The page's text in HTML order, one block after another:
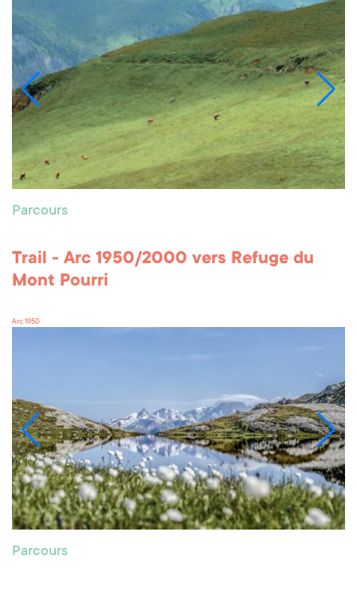
Parcours
Trail - Arc 1950/2000 vers Refuge du
Mont Pourri
Arc 1950
Parcours